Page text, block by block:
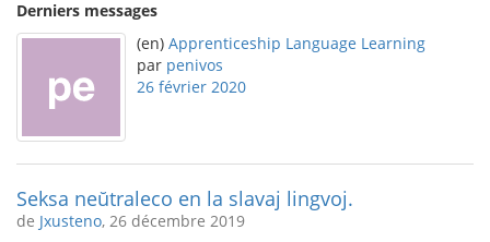
Derniers messages
(en) Apprenticeship Language Learning
par penivos
26 février 2020
Seksa neŭtraleco en la slavaj lingvoj.
de Jxusteno, 26 décembre 2019